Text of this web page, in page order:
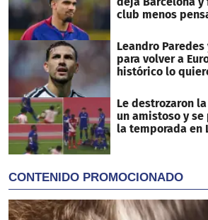
club menos
Leandro
para volver a
histórico lo
Le destrozaron
un amistoso y
la temporada en